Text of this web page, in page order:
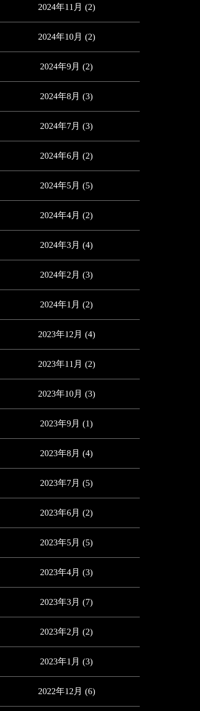
2024年11月 (2)
2024年10月 (2)
2024年9月 (2)
2024年8月 (3)
2024年7月 (3)
2024年6月 (2)
2024年5月 (5)
2024年4月 (2)
2024年3月 (4)
2024年2月 (3)
2024年1月 (2)
2023年12月 (4)
2023年11月 (2)
2023年10月 (3)
2023年9月 (1)
2023年8月 (4)
2023年7月 (5)
2023年6月 (2)
2023年5月 (5)
2023年4月 (3)
2023年3月 (7)
2023年2月 (2)
2023年1月 (3)
2022年12月 (6)